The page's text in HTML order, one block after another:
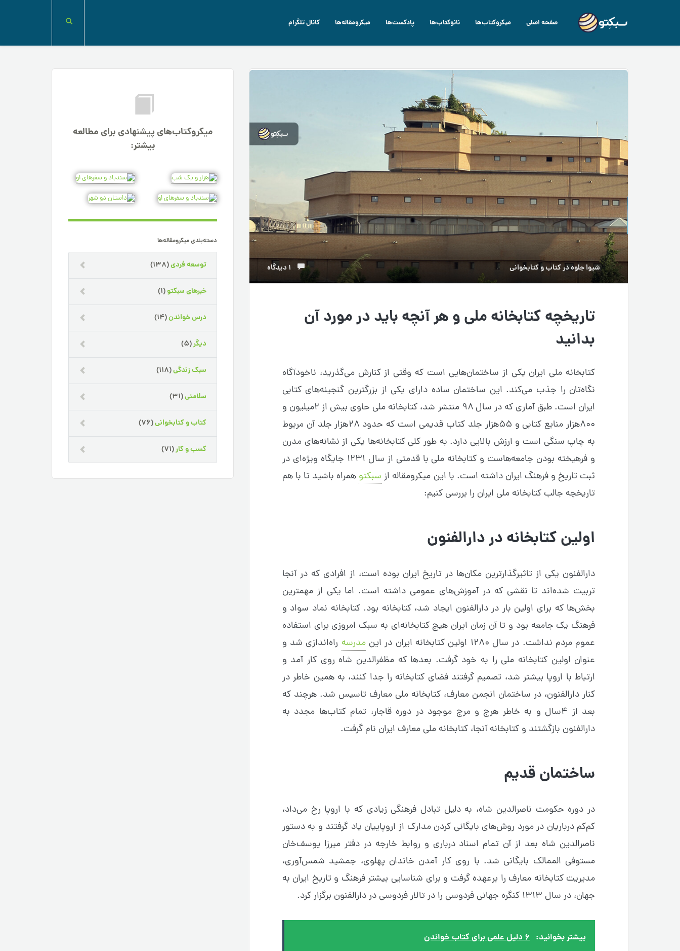
صفحه اصلی میکروکتاب‌ها نانوکتاب‌ها پادکست‌ها میکرومقاله‌ها کانال تلگرام
شیوا جلوهدرکتاب و کتابخوانی
تاریخچه کتابخانه ملی و هر آنچه باید در مورد آن
بدانید
کتابخانه ملی ایران یکی از ساختمان‌هایی است که وقتی از کنارش می‌گذرید، ناخودآگاه
نگاه‌تان را جذب می‌کند. این ساختمان ساده دارای یکی از بزرگترین گنجینه‌های کتابی
ایران است. طبق آماری که در سال ۹۸ منتشر شد، کتابخانه ملی حاوی بیش از ۲میلیون و
۸۰۰هزار منابع کتابی و ۵۵هزار جلد کتاب قدیمی است که حدود ۲۸هزار جلد آن مربوط
به چاپ سنگی است و ارزش بالایی دارد. به طور کلی کتابخانه‌ها یکی از نشانه‌های مدرن
و فرهیخته بودن جامعه‌هاست و کتابخانه ملی با قدمتی از سال ۱۲۳۱ جایگاه ویژه‌ای در
ثبت تاریخ و فرهنگ ایران داشته است. با این میکرومقاله از سبکتو همراه باشید تا با هم
تاریخچه جالب کتابخانه ملی ایران را بررسی کنیم:
اولین کتابخانه در دارالفنون
دارالفنون یکی از تاثیرگذارترین مکان‌ها در تاریخ ایران بوده است، از افرادی که در آنجا
تربیت شده‌اند تا نقشی که در آموزش‌های عمومی داشته است. اما یکی از مهمترین
بخش‌ها که برای اولین بار در دارالفنون ایجاد شد، کتابخانه بود. کتابخانه‌ نماد سواد و
فرهنگ یک جامعه بود و تا آن زمان ایران هیچ کتابخانه‌ای به سبک امروزی برای استفاده
عموم مردم نداشت. در سال ۱۲۸۰ اولین کتابخانه ایران در این
مدرسه راه‌اندازی شد و
عنوان اولین کتابخانه ملی را به خود گرفت. بعدها که مظفرالدین شاه روی کار آمد و
ارتباط با اروپا بیشتر شد، تصمیم گرفتند فضای کتابخانه را جدا کنند، به همین خاطر در
کنار دارالفنون، در ساختمان انجمن معارف، کتابخانه ملی معارف تاسیس شد. هرچند که
بعد از ۴سال و به خاطر هرج و مرج موجود در دوره قاجار، تمام کتاب‌ها مجدد به
دارالفنون بازگشتند و کتابخانه آنجا، کتابخانه ملی معارف ایران نام گرفت.
ساختمان قدیم
در دوره حکومت ناصرالدین شاه، به دلیل تبادل فرهنگی زیادی که با اروپا رخ می‌داد،
کم‌کم درباریان در مورد روش‌های بایگانی کردن مدارک از اروپاییان یاد گرفتند و به دستور
ناصرالدین شاه بعد از آن تمام اسناد درباری و روابط خارجه در دفتر میرزا یوسف‌خان
مستوفی الممالک بایگانی شد. با روی کار آمدن خاندان پهلوی، جمشید شمس‌آوری،
مدیریت کتابخانه معارف را برعهده گرفت و برای شناسایی بیشتر فرهنگ و تاریخ ایران به
جهان، در سال ۱۳۱۳ کنگره جهانی فردوسی را در تالار فردوسی در دارالفنون برگزار کرد.
بیشتر بخوانید: ۶ دلیل علمی برای کتاب خواندن
میکروکتاب‌های پیشنهادی برای مطالعه
بیشتر:
دسته‌بندی میکرومقاله‌ها
توسعه فردی(138)
خبرهای سبکتو(1)
درس خواندن(14)
دیگر(5)
سبک زندگی(118)
سلامتی(31)
کتاب و کتابخوانی(76)
کسب و کار(71)